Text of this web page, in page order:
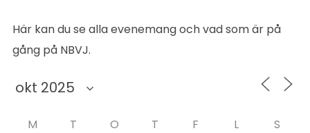
Här kan du se alla evenemang och vad som är på
gång på NBVJ.
M T O T F L S